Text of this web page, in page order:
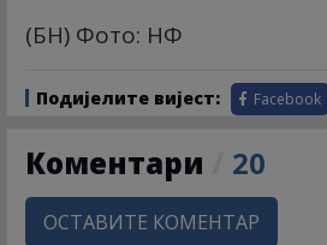
(БН) Фото: НФ
Подијелите вијест: Facebook
Коментари 20
ОСТАВИТЕ КОМЕНТАР